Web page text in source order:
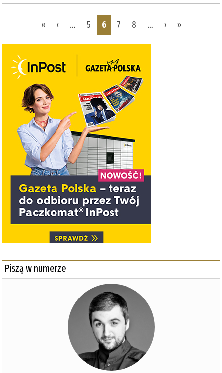
« ‹ … 5 6 7 8 … › »
Piszą w numerze